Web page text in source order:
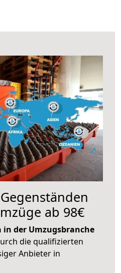
ab 98€
in der Umzugsbranche
die qualifizierten
Anbieter in